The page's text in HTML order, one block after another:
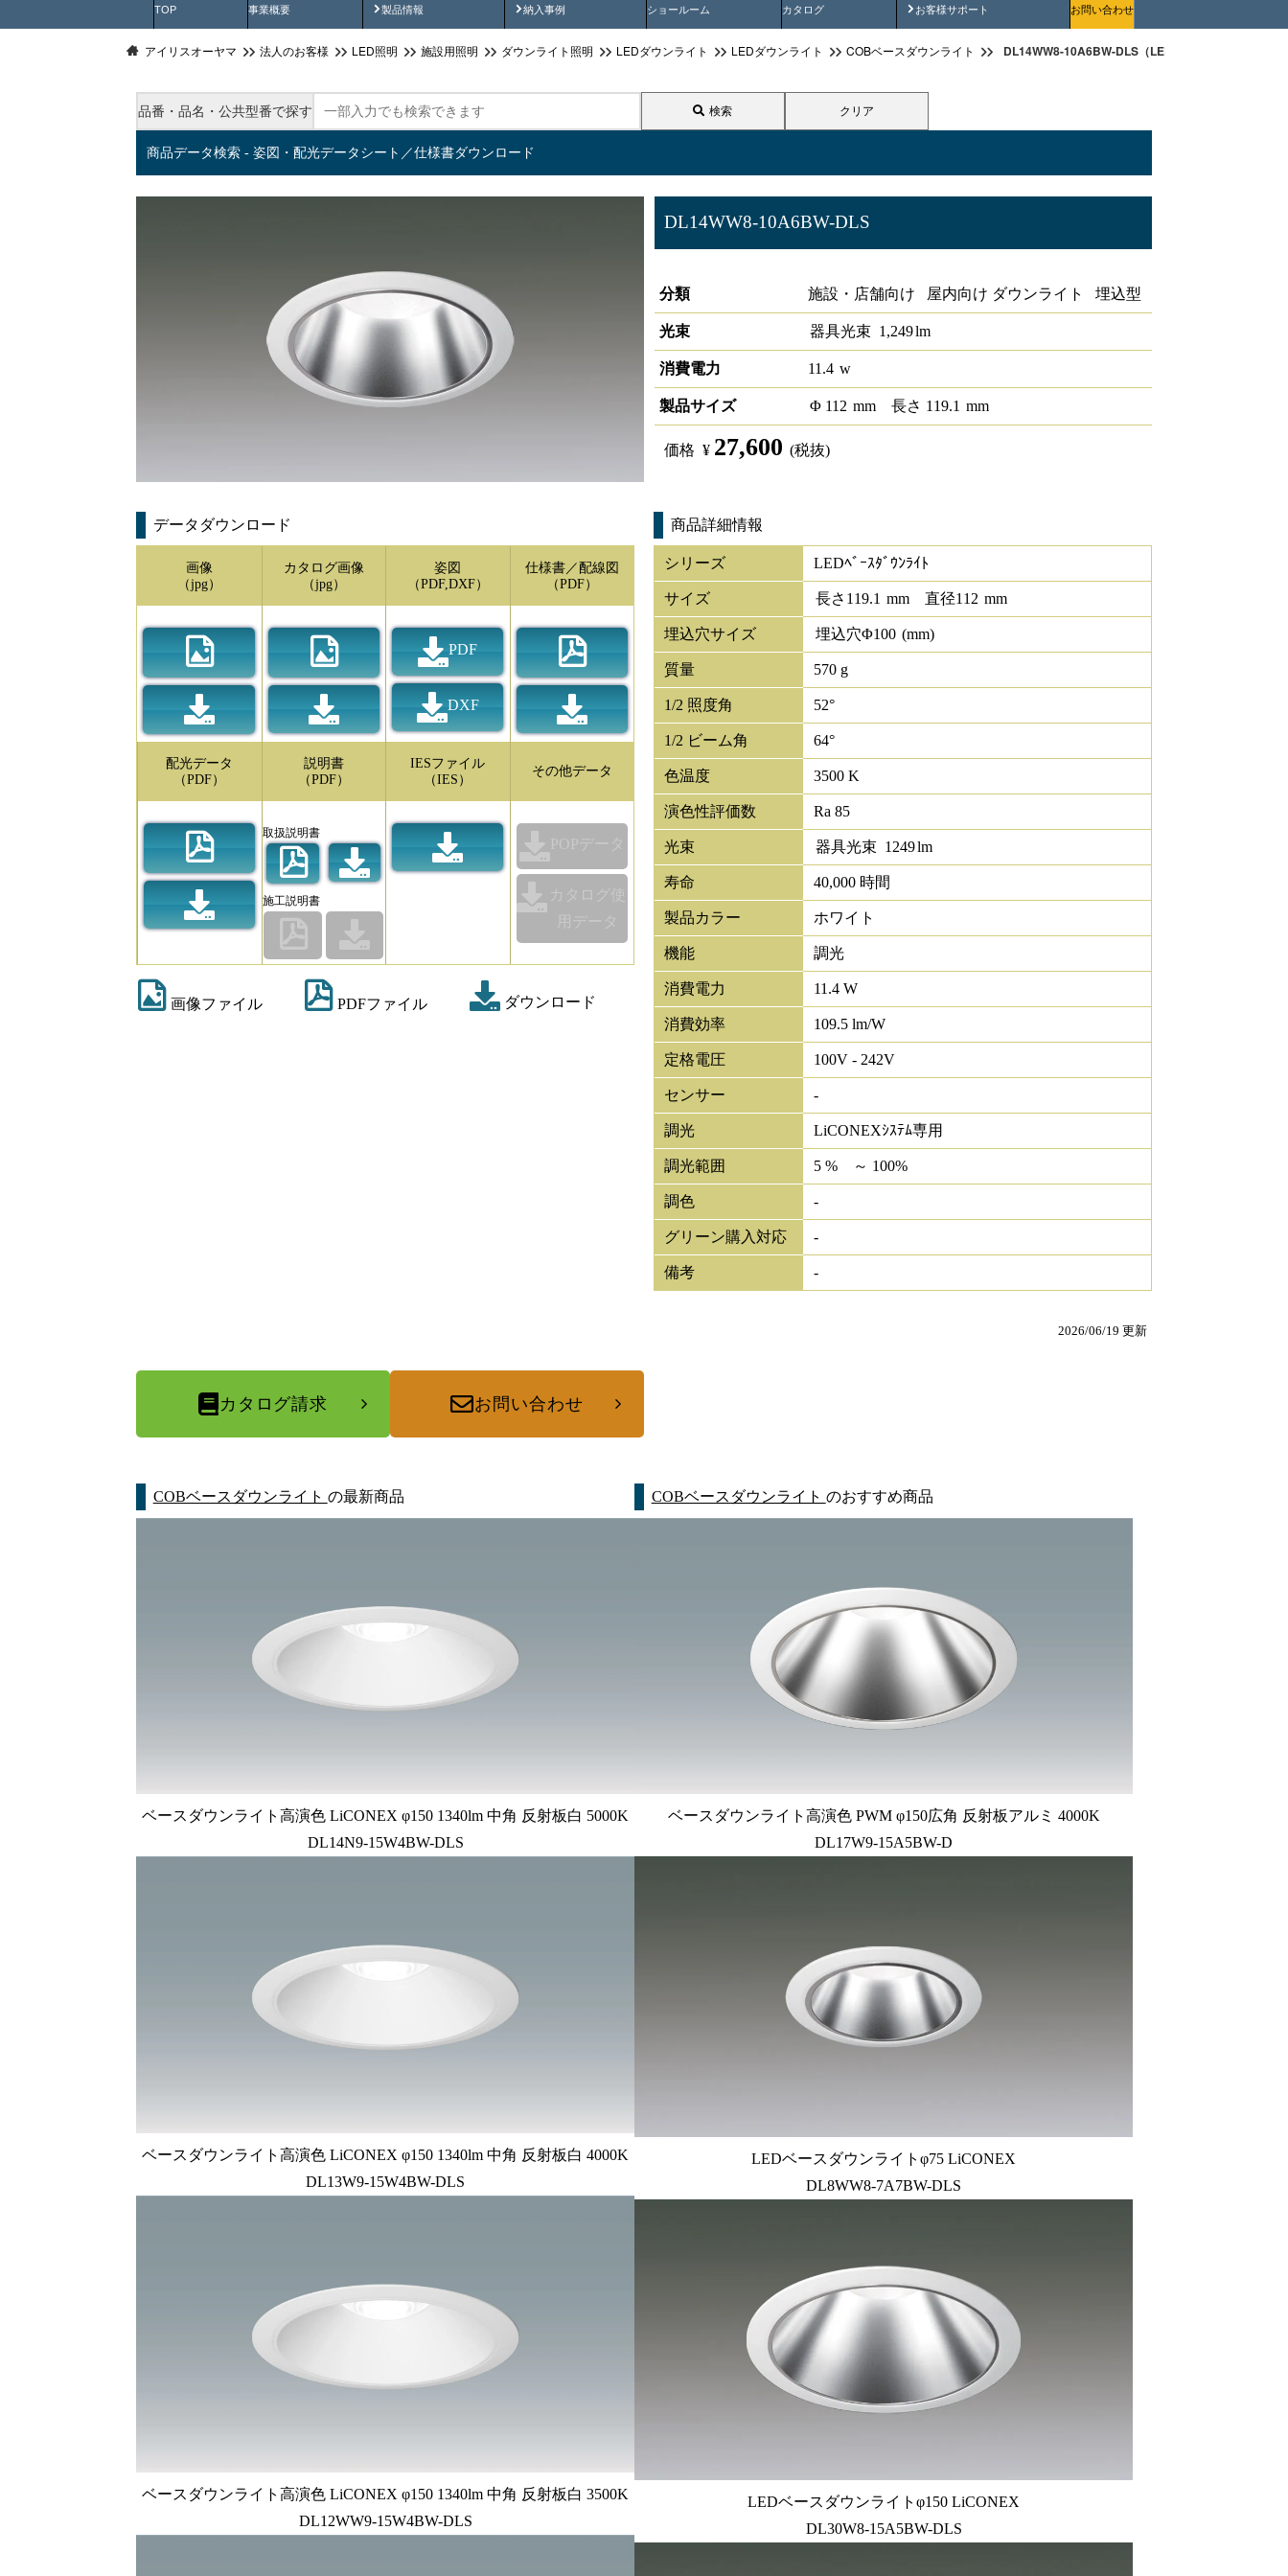
TOP 事業概要 製品情報
製品動画 納入事例
納入事例動画 ショールーム カタログ お客様サポート
安全にご使用いただくためにお問い合わせ
アイリスオーヤマ 法人のお客様 LED照明 施設用照明 ダウンライト照明 LEDダウンライト LEDダウンライト COBベースダウンライト DL14WW8-10A6BW-DLS（LEDベースダウンライト
品番・品名・公共型番で探す 検索 クリア
商品データ検索 - 姿図・配光データシート／仕様書ダウンロード
DL14WW8-10A6BW-DLS
分類
施設・店舗向け 屋内向け ダウンライト 埋込型
光束 器具光束 1,249lm
消費電力 11.4 w
製品サイズ Φ 112 mm 長さ 119.1 mm
価格 ¥ 27,600 (税抜)
データダウンロード
画像
（jpg）
カタログ画像
（jpg）
姿図
（PDF,DXF）
PDF
DXF
仕様書／配線図
（PDF）
配光データ
（PDF）
説明書
（PDF）
取扱説明書
施工説明書
IESファイル
（IES）
その他データ
POPデータ
カタログ使
用データ
画像ファイル PDFファイル ダウンロード
商品詳細情報
シリーズ LEDﾍﾞｰｽﾀﾞｳﾝﾗｲﾄ
サイズ 長さ 119.1 mm 直径112 mm
埋込穴サイズ 埋込穴Φ100 (mm)
質量 570 g
1/2 照度角 52°
1/2 ビーム角 64°
色温度 3500 K
演色性評価数 Ra 85
光束 器具光束 1249lm
寿命 40,000 時間
製品カラー ホワイト
機能 調光
消費電力 11.4 W
消費効率 109.5 lm/W
定格電圧 100V - 242V
センサー -
調光 LiCONEXｼｽﾃﾑ専用
調光範囲 5 % ～ 100%
調色 -
グリーン購入対応 -
備考 -
2026/06/19 更新
カタログ請求 お問い合わせ
COBベースダウンライト の最新商品
ベースダウンライト高演色 LiCONEX φ150 1340lm 中角 反射板白 5000K
DL14N9-15W4BW-DLS
ベースダウンライト高演色 LiCONEX φ150 1340lm 中角 反射板白 4000K
DL13W9-15W4BW-DLS
ベースダウンライト高演色 LiCONEX φ150 1340lm 中角 反射板白 3500K
DL12WW9-15W4BW-DLS
COBベースダウンライト のおすすめ商品
ベースダウンライト高演色 PWM φ150広角 反射板アルミ 4000K
DL17W9-15A5BW-D
LEDベースダウンライトφ75 LiCONEX
DL8WW8-7A7BW-DLS
LEDベースダウンライトφ150 LiCONEX
DL30W8-15A5BW-DLS